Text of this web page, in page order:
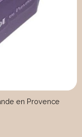
en Provence